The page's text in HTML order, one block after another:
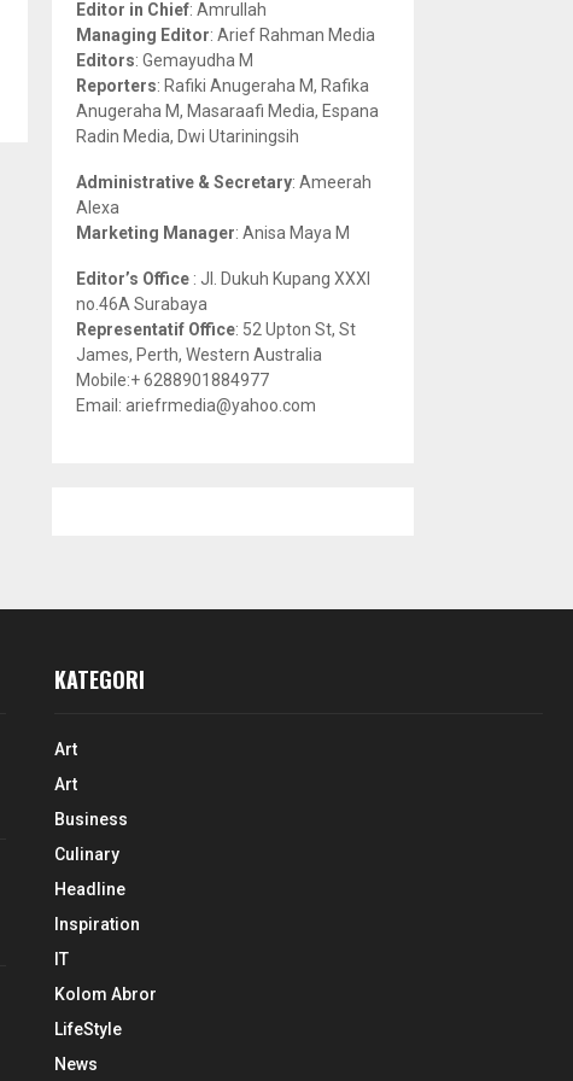
r
:
R
H
Editor in Chief: Amrullah
Managing Editor: Arief Rahman Media
Editors: Gemayudha M
Reporters: Rafiki Anugeraha M, Rafika
Anugeraha M, Masaraafi Media, Espana
Radin Media, Dwi Utariningsih
Administrative & Secretary: Ameerah
Alexa
Marketing Manager: Anisa Maya M
Editor’s Office : Jl. Dukuh Kupang XXXI
no.46A Surabaya
Representatif Office: 52 Upton St, St
James, Perth, Western Australia
Mobile:+ 6288901884977
Email: ariefrmedia@yahoo.com
KATEGORI
Art
Art
Business
Culinary
Headline
Inspiration
IT
Kolom Abror
LifeStyle
News